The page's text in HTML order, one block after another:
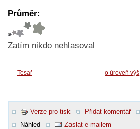
Průměr:
Zatím nikdo nehlasoval
Tesař o úroveň výš
Verze pro tisk Přidat komentář
Náhled
Zaslat e-mailem